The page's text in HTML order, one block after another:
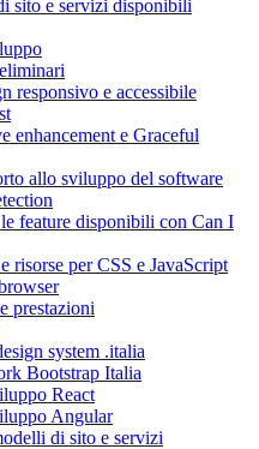
sito e servizi disponibili
responsivo e accessibile
enhancement e Graceful
allo sviluppo del software
feature disponibili con Can I
risorse per CSS e JavaScript
prestazioni
system .italia
Bootstrap Italia
React
Angular
di sito e servizi